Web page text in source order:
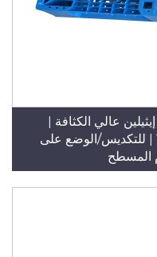
عالي الكثافة |
1000×1000 مم | شبكي 1010 | للتكديس/الوضع على
المسطح